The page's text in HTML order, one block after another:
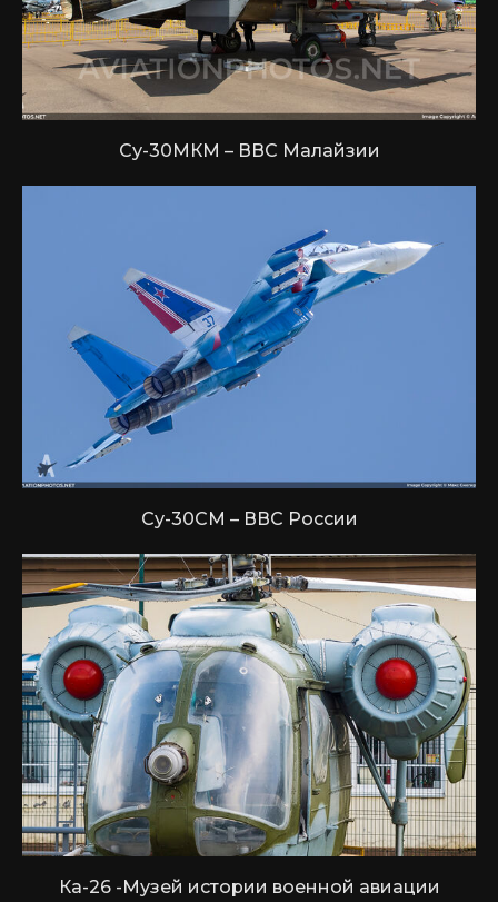
Су-30МКМ – ВВС Малайзии
Су-30СМ – ВВС России
Ка-26 -Музей истории военной авиации